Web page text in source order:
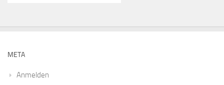
META
Anmelden